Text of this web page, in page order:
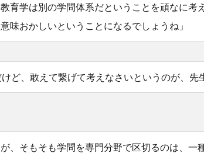
教育学は別の学問体系だということを頑なに考
味おかしいということになるでしょうね」
けど、敢えて繋げて考えなさいというのが、先
が、そもそも学問を専門分野で区切るのは、一